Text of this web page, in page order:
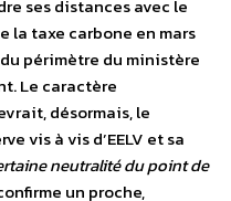
ses distances avec le
la taxe carbone en mars
périmètre du ministère
Le caractère
désormais, le
vis à vis d’EELV et sa
neutralité du point de
un proche,